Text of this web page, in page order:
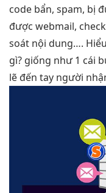
code bẩn, spam, bị
được webmail,
soát nội dung….
gì? giống như 1 cái
lẽ đến tay người